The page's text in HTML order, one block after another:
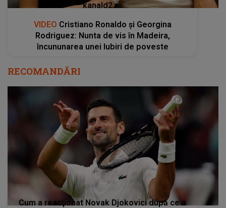
kanald2.ro
VIDEO Cristiano Ronaldo și Georgina
Rodriguez: Nunta de vis în Madeira,
încununarea unei Iubiri de poveste
RECOMANDĂRI
Cum a reacţionat Novak Djokovici după ce a